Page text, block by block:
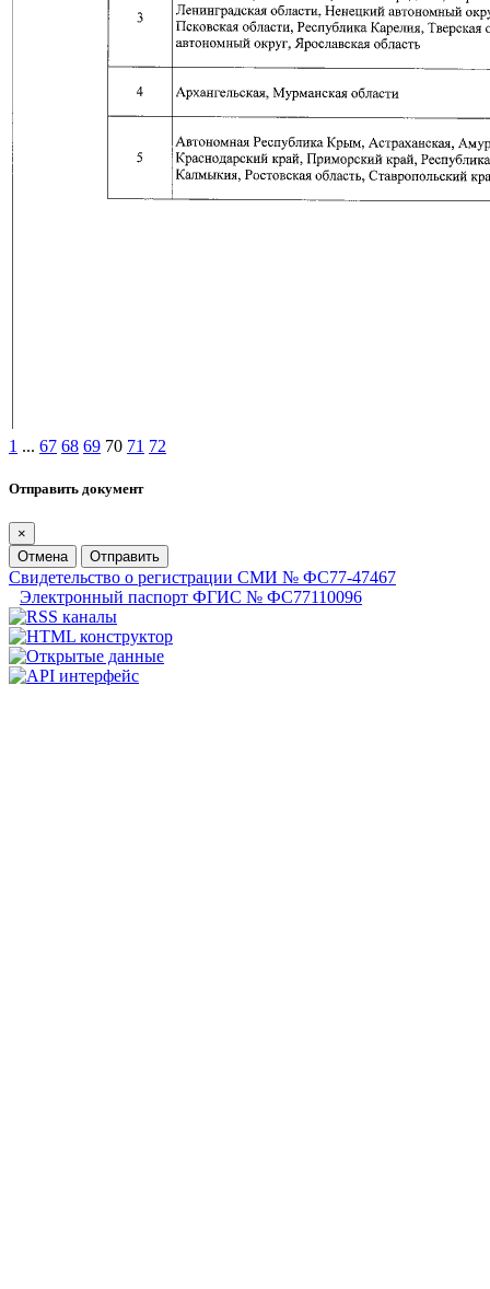
1 ... 67 68 69 70 71 72
Отправить документ
×
Отмена
Отправить
Свидетельство о регистрации СМИ № ФС77-47467
Электронный паспорт ФГИС № ФС77110096